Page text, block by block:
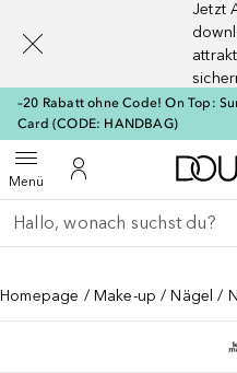
Jetzt
–20 Rabatt ohne Code! On Top:
Card (CODE: HANDBAG)
MenüMenü öffnenZu Meinem
Gehe zurück
Suche ausführen
Homepage Make-up Nägel